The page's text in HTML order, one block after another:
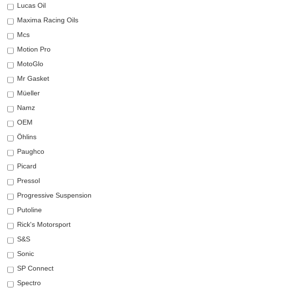
Lucas Oil
Maxima Racing Oils
Mcs
Motion Pro
MotoGlo
Mr Gasket
Müeller
Namz
OEM
Öhlins
Paughco
Picard
Pressol
Progressive Suspension
Putoline
Rick's Motorsport
S&S
Sonic
SP Connect
Spectro